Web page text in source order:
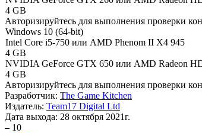
4 GB
Авторизируйтесь для выполнения проверки
Windows 10 (64-bit)
Intel Core i5-750 или AMD Phenom II X4 945
4 GB
NVIDIA GeForce GTX 650 или AMD Radeon
4 GB
Авторизируйтесь для выполнения проверки
Разработчик: The Game Kitchen
Издатель: Team17 Digital Ltd
Дата выхода: 28 октября 2021г.
– 10